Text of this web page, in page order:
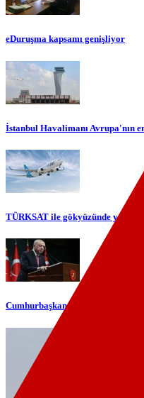
eDuruşma kapsamı genişliyor
İstanbul Havalimanı Avrupa'nın
TÜRKSAT ile gökyüzünde yerli
Cumhurbaşkanı Erdoğan'dan